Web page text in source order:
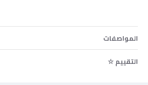
المواصفات
التقييم ☆